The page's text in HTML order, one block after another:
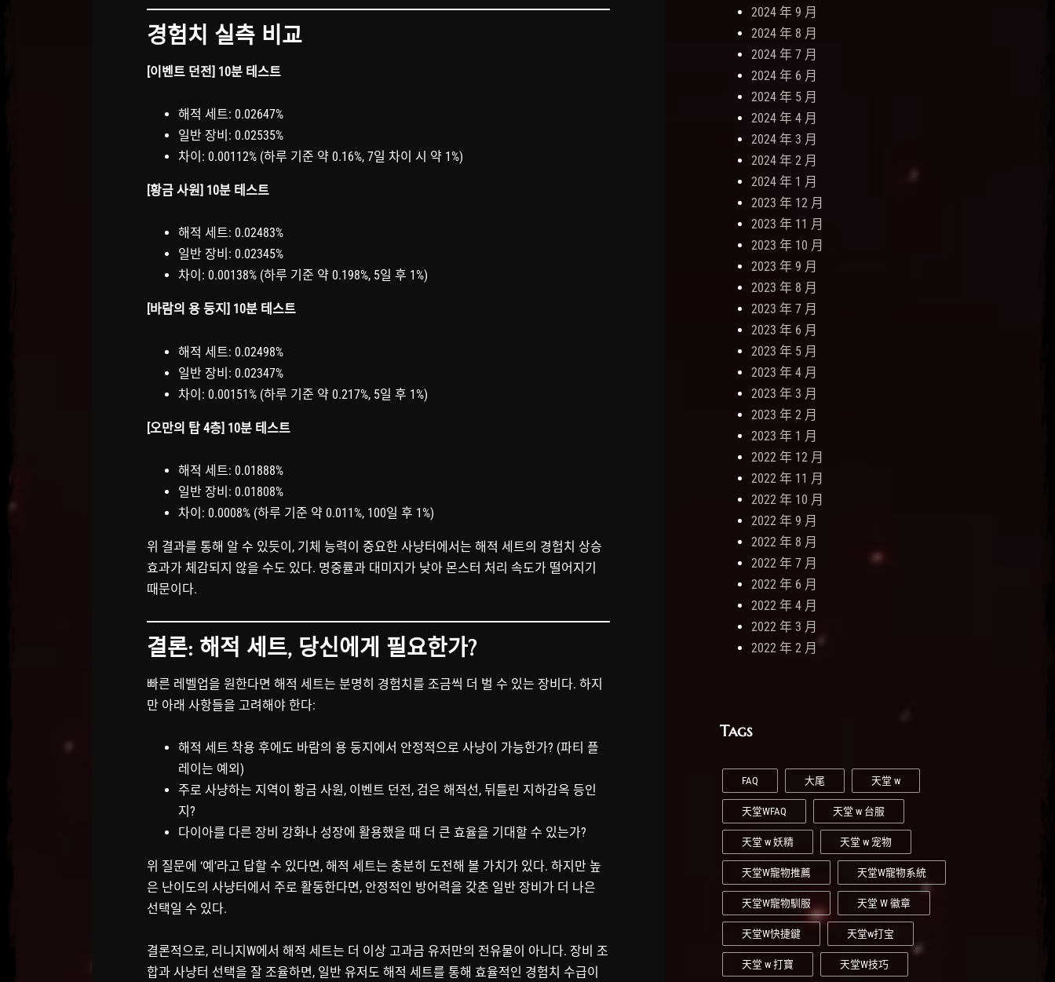
경험치 실측 비교
[이벤트 던전] 10분 테스트
해적 세트: 0.02647%
일반 장비: 0.02535%
차이: 0.00112% (하루 기준 약 0.16%, 7일 차이 시 약 1%)
[황금 사원] 10분 테스트
해적 세트: 0.02483%
일반 장비: 0.02345%
차이: 0.00138% (하루 기준 약 0.198%, 5일 후 1%)
[바람의 용 둥지] 10분 테스트
해적 세트: 0.02498%
일반 장비: 0.02347%
차이: 0.00151% (하루 기준 약 0.217%, 5일 후 1%)
[오만의 탑 4층] 10분 테스트
해적 세트: 0.01888%
일반 장비: 0.01808%
차이: 0.0008% (하루 기준 약 0.011%, 100일 후 1%)
위 결과를 통해 알 수 있듯이, 기체 능력이 중요한 사냥터에서는 해적 세트의 경험치 상승
효과가 체감되지 않을 수도 있다. 명중률과 대미지가 낮아 몬스터 처리 속도가 떨어지기
때문이다.
결론: 해적 세트, 당신에게 필요한가?
빠른 레벨업을 원한다면 해적 세트는 분명히 경험치를 조금씩 더 벌 수 있는 장비다. 하지
만 아래 사항들을 고려해야 한다:
해적 세트 착용 후에도 바람의 용 둥지에서 안정적으로 사냥이 가능한가? (파티 플
레이는 예외)
주로 사냥하는 지역이 황금 사원, 이벤트 던전, 검은 해적선, 뒤틀린 지하감옥 등인
지?
다이아를 다른 장비 강화나 성장에 활용했을 때 더 큰 효율을 기대할 수 있는가?
위 질문에 ‘예’라고 답할 수 있다면, 해적 세트는 충분히 도전해 볼 가치가 있다. 하지만 높
은 난이도의 사냥터에서 주로 활동한다면, 안정적인 방어력을 갖춘 일반 장비가 더 나은
선택일 수 있다.
결론적으로, 리니지W에서 해적 세트는 더 이상 고과금 유저만의 전유물이 아니다. 장비 조
합과 사냥터 선택을 잘 조율하면, 일반 유저도 해적 세트를 통해 효율적인 경험치 수급이
2024 年 9 月
2024 年 8 月
2024 年 7 月
2024 年 6 月
2024 年 5 月
2024 年 4 月
2024 年 3 月
2024 年 2 月
2024 年 1 月
2023 年 12 月
2023 年 11 月
2023 年 10 月
2023 年 9 月
2023 年 8 月
2023 年 7 月
2023 年 6 月
2023 年 5 月
2023 年 4 月
2023 年 3 月
2023 年 2 月
2023 年 1 月
2022 年 12 月
2022 年 11 月
2022 年 10 月
2022 年 9 月
2022 年 8 月
2022 年 7 月
2022 年 6 月
2022 年 4 月
2022 年 3 月
2022 年 2 月
Tags
FAQ 大尾 天堂 w
天堂WFAQ 天堂 w 台服
天堂 w 妖精 天堂 w 宠物
天堂W寵物推薦 天堂W寵物系統
天堂W寵物馴服 天堂 W 徽章
天堂W快捷鍵 天堂w打宝
天堂 w 打寶 天堂W技巧